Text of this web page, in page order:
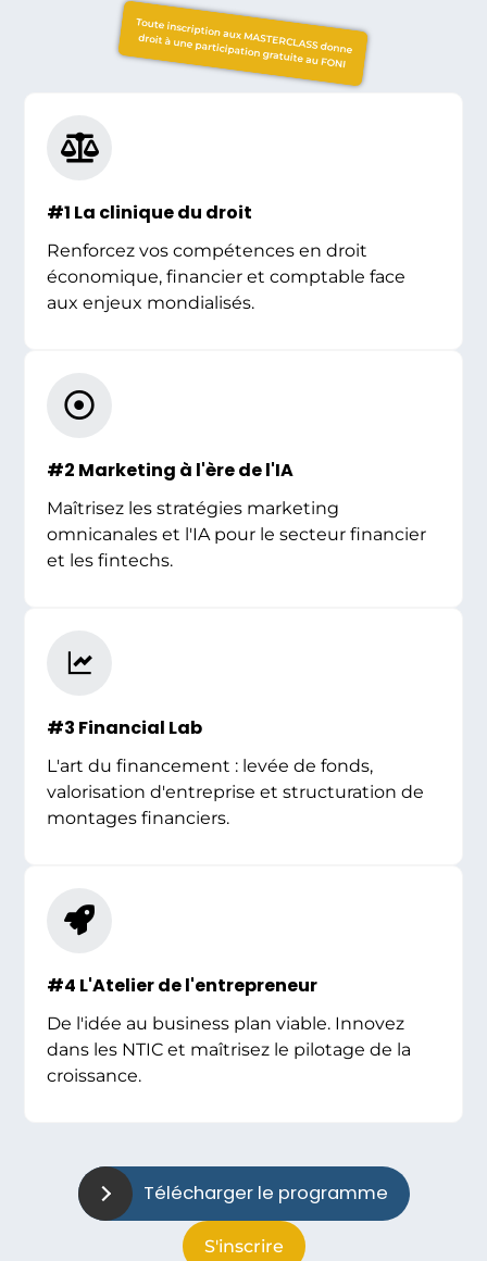
Toute inscription aux MASTERCLASS donne
droit à une participation gratuite au FONI
#1 La clinique du droit
Renforcez vos compétences en droit
économique, financier et comptable face
aux enjeux mondialisés.
#2 Marketing à l'ère de l'IA
Maîtrisez les stratégies marketing
omnicanales et l'IA pour le secteur financier
et les fintechs.
#3 Financial Lab
L'art du financement : levée de fonds,
valorisation d'entreprise et structuration de
montages financiers.
#4 L'Atelier de l'entrepreneur
De l'idée au business plan viable. Innovez
dans les NTIC et maîtrisez le pilotage de la
croissance.
Télécharger le programme
S'inscrire